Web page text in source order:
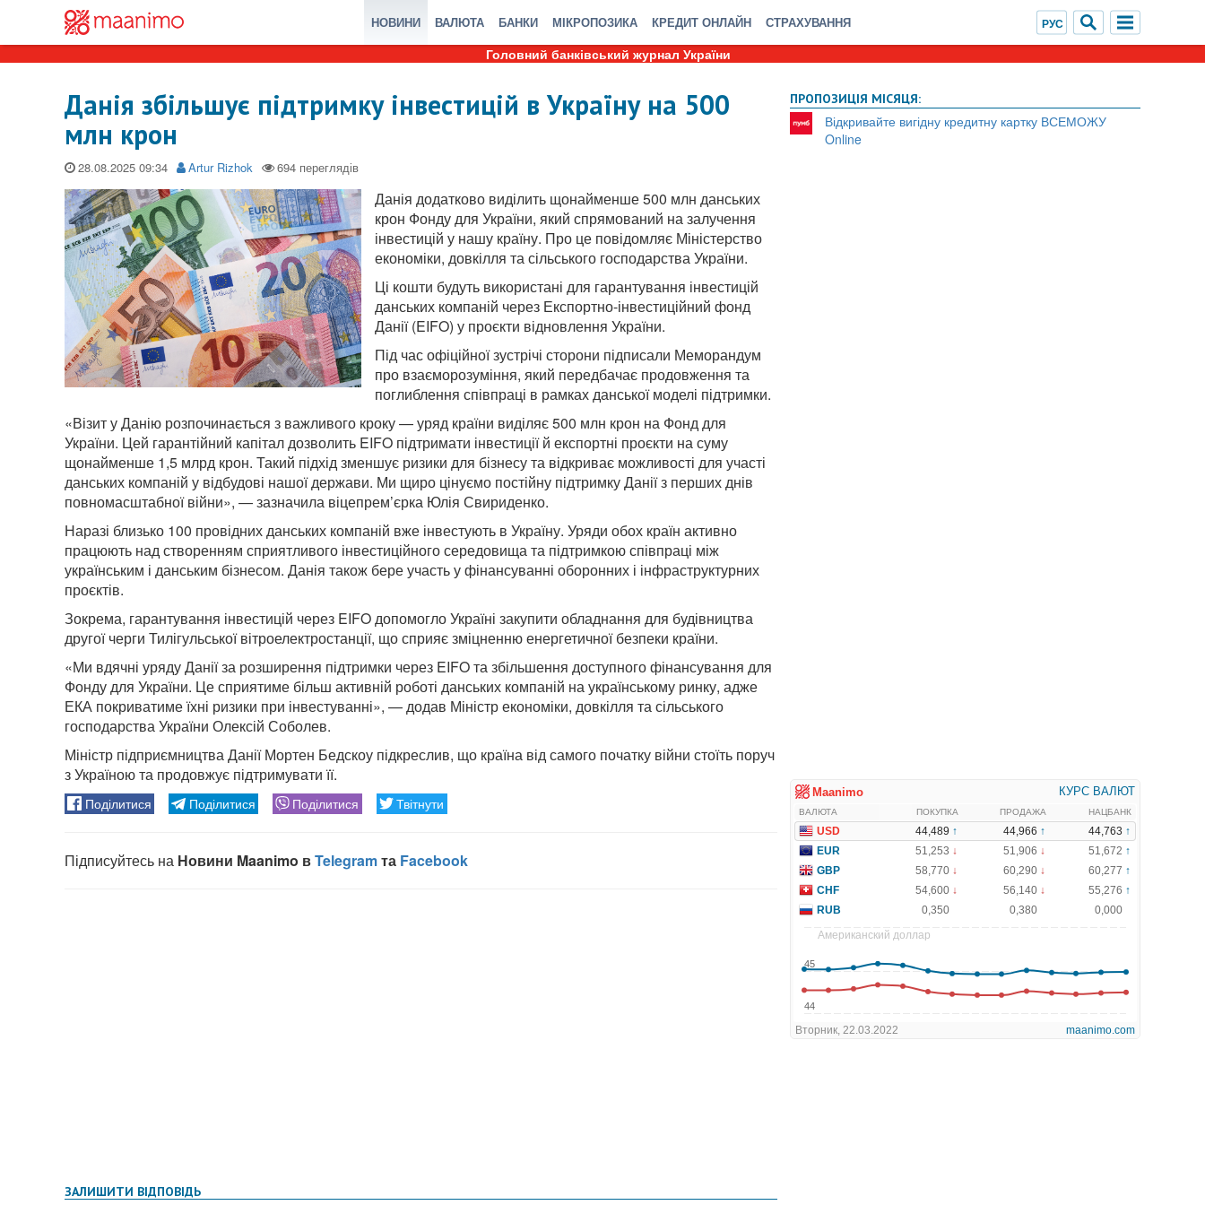
НОВИНИ ВАЛЮТА БАНКИ МІКРОПОЗИКА КРЕДИТ ОНЛАЙН СТРАХУВАННЯ
Головний банківський журнал України
Данія збільшує підтримку інвестицій в Україну на 500
млн крон
28.08.2025 Artur Rizhok
Данія додатково виділить щонайменше 500 млн данських
крон Фонду для України, який спрямований на залучення
інвестицій у нашу країну. Про це повідомляє Міністерство
економіки, довкілля та сільського господарства України.
Ці кошти будуть використані для гарантування інвестицій
данських компаній через Експортно-інвестиційний фонд
Данії (EIFO) у проєкти відновлення України.
Під час офіційної зустрічі сторони підписали Меморандум
про взаєморозуміння, який передбачає продовження та
поглиблення співпраці в рамках данської моделі підтримки.
«Візит у Данію розпочинається з важливого кроку — уряд країни виділяє 500 млн крон на Фонд для
України. Цей гарантійний капітал дозволить EIFO підтримати інвестиції й експортні проєкти на суму
щонайменше 1,5 млрд крон. Такий підхід зменшує ризики для бізнесу та відкриває можливості для участі
данських компаній у відбудові нашої держави. Ми щиро цінуємо постійну підтримку Данії з перших днів
повномасштабної війни», — зазначила віцепрем’єрка Юлія Свириденко.
Наразі близько 100 провідних данських компаній вже інвестують в Україну. Уряди обох країн активно
працюють над створенням сприятливого інвестиційного середовища та підтримкою співпраці між
українським і данським бізнесом. Данія також бере участь у фінансуванні оборонних і інфраструктурних
проєктів.
Зокрема, гарантування інвестицій через EIFO допомогло Україні закупити обладнання для будівництва
другої черги Тилігульської вітроелектростанції, що сприяє зміцненню енергетичної безпеки країни.
«Ми вдячні уряду Данії за розширення підтримки через EIFO та збільшення доступного фінансування для
Фонду для України. Це сприятиме більш активній роботі данських компаній на українському ринку, адже
ЕКА покриватиме їхні ризики при інвестуванні», — додав Міністр економіки, довкілля та сільського
господарства України Олексій Соболев.
Міністр підприємництва Данії Мортен Бедскоу підкреслив, що країна від самого початку війни стоїть поруч
з Україною та продовжує підтримувати її.
ЗАЛИШИТИ ВІДПОВІДЬ
ПРОПОЗИЦІЯ МІСЯЦЯ:
Відкривайте вигідну кредитну картку ВСЕМОЖУ
Online